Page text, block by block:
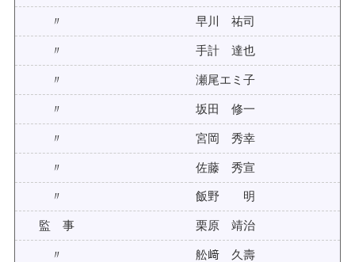
〃 早川 祐司
〃 手計 達也
〃 瀬尾エミ子
〃 坂田 修一
〃 宮岡 秀幸
〃 佐藤 秀宣
〃 飯野 明
監 事 栗原 靖治
〃 舩﨑 久壽